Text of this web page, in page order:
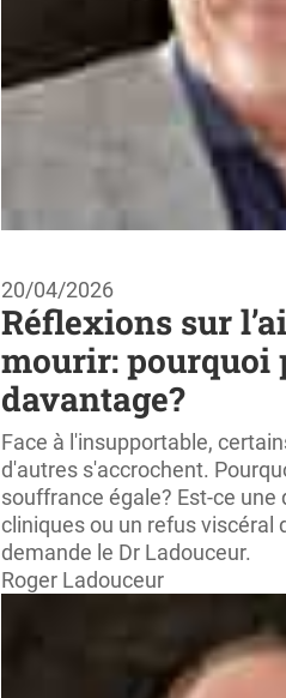
20/04/2026
Réflexions sur
mourir: pourquoi
davantage?
Face à l'insupportable,
d'autres s'accrochent.
souffrance égale? Est-ce
cliniques ou un refus viscéral
demande le Dr Ladouceur.
Roger Ladouceur